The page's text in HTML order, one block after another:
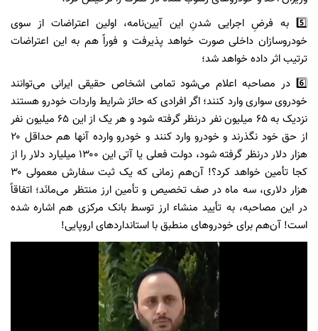
5️⃣ به فرضِ اجرایی شدنِ این آیین‌نامه، اولین اعتراضات از سوی
خودروسازان داخلی صورت خواهد پذیرفت و فوراً هم به این اعتراضات
ترتیب اثر داده خواهد شد؛
6️⃣ در مصاحبه اعلام می‌شود تمامی اشخاص حقیقی ایرانی می‌توانند
خودروی سواری وارد کنند؛ اگر افرادی که حائز شرایط واردات خودرو هستند
نزدیک به ۶۵ میلیون نفر درنظر گرفته شود و هر یک از این ۶۵ میلیون نفر
از حق خود نگذرند و خودرو وارد کنند و خودرو وارده آنها هم حداقل ۲۰
هزار دلار درنظر گرفته شود، دولت فعلی یا آتی این ۱۳۰۰ میلیارد دلار را از
کجا تأمین خواهد کرد؟! آن‌هم زمانی که یک ثبت سفارش معمولی ۳۰
هزار دلاری، سه ماه در صف تخصیص و تأمین ارز منتظر می‌مانَد؛ اتفاقاً
در این مصاحبه، به تأیید منشاء ارز توسط بانک مرکزی هم اشاره شده
است! آن‌هم برای خودروهای منطبق با استانداردهای اروپایی!